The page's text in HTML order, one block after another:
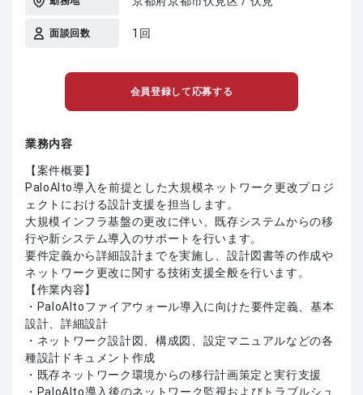
面談回数 1回
会員登録して応募する
業務内容
【案件概要】
PaloAlto導入を前提とした大規模ネットワーク更改プロジ
ェクトにおける設計支援を担当します。
大規模インフラ基盤の更改に伴い、既存システムからの移
行や新システム導入のサポートを行います。
要件定義から詳細設計までを実施し、設計図書等の作成や
ネットワーク更改に関する技術支援全般を行います。
【作業内容】
・PaloAltoファイアウォール導入に向けた要件定義、基本
設計、詳細設計
・ネットワーク設計図、構成図、設定マニュアルなどの各
種設計ドキュメント作成
・既存ネットワーク環境からの移行計画策定と実行支援
・PaloAlto導入後のネットワーク監視およびトラブルシュ